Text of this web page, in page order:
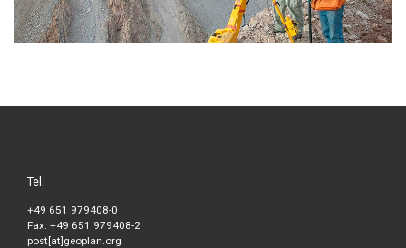
Tel:
+49 651 979408-0
Fax: +49 651 979408-2
post[at]geoplan.org